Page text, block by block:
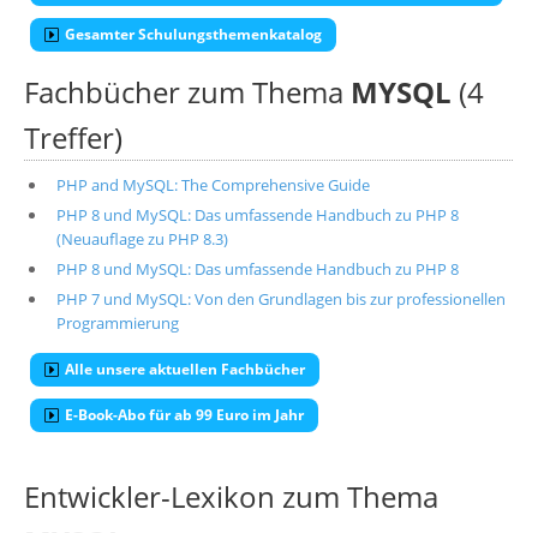
Gesamter Schulungsthemenkatalog
Fachbücher zum Thema MYSQL (4
Treffer)
PHP and MySQL: The Comprehensive Guide
PHP 8 und MySQL: Das umfassende Handbuch zu PHP 8
(Neuauflage zu PHP 8.3)
PHP 8 und MySQL: Das umfassende Handbuch zu PHP 8
PHP 7 und MySQL: Von den Grundlagen bis zur professionellen
Programmierung
Alle unsere aktuellen Fachbücher
E-Book-Abo für ab 99 Euro im Jahr
Entwickler-Lexikon zum Thema